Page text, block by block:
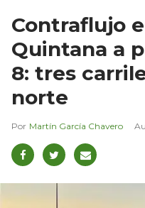
Contraflujo
Quintana a
8: tres
norte
Martín García Chavero